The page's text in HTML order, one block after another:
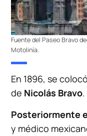
Fuente del Paseo Bravo
Motolinía.
En 1896, se
de Nicolás Bravo.
Posteriormente
y médico